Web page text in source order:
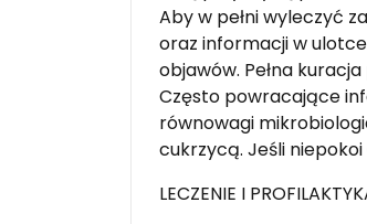
Aby w pełni wyleczyć
oraz informacji w
objawów. Pełna
Często powracające
równowagi
cukrzycą. Jeśli
LECZENIE I